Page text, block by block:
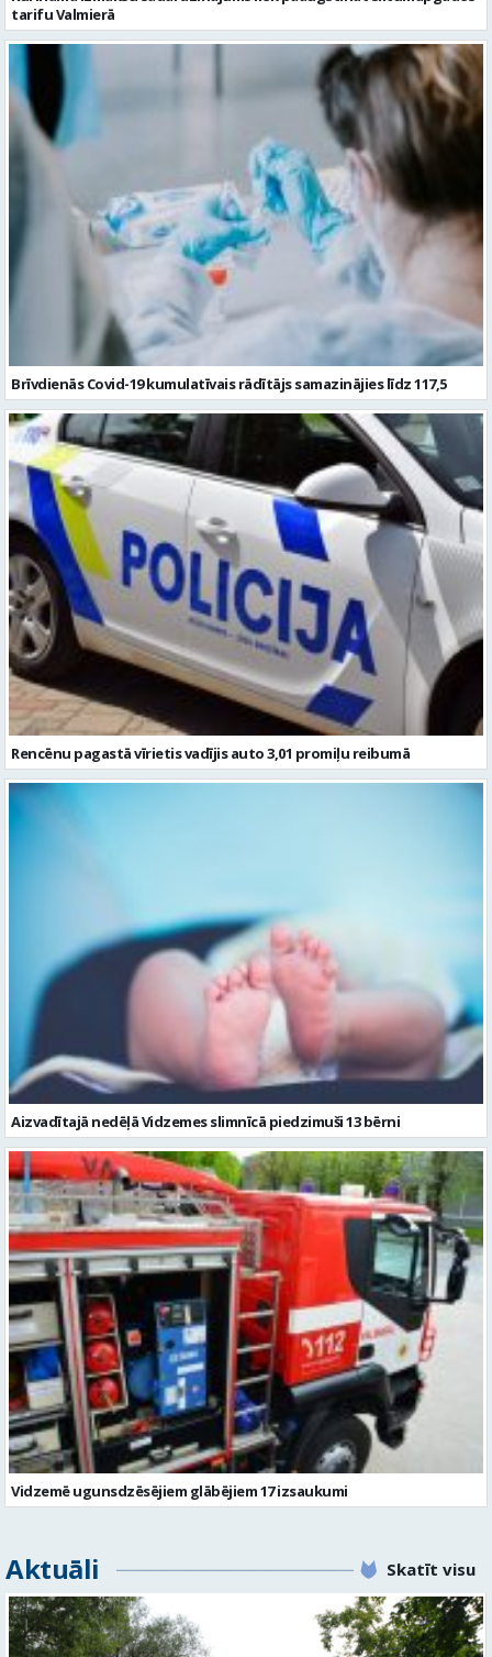
tarifu Valmierā
Brīvdienās Covid-19 kumulatīvais rādītājs samazinājies līdz 117,5
Rencēnu pagastā vīrietis vadījis auto 3,01 promiļu reibumā
Aizvadītajā nedēļā Vidzemes slimnīcā piedzimuši 13 bērni
Vidzemē ugunsdzēsējiem glābējiem 17 izsaukumi
Aktuāli Skatīt visu